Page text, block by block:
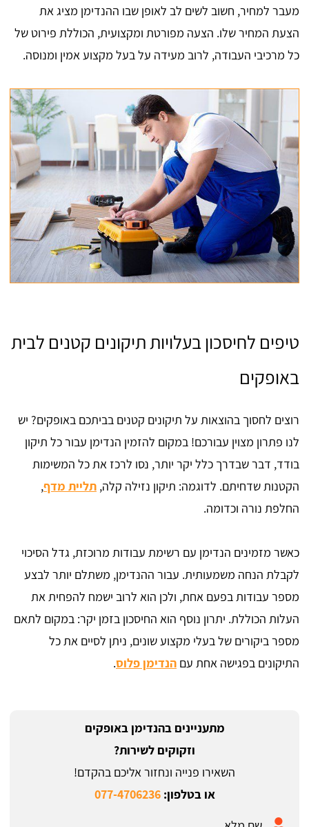
מעבר למחיר, חשוב לשים לב לאופן שבו ההנדימן מציג את
הצעת המחיר שלו. הצעה מפורטת ומקצועית, הכוללת פירוט של
כל מרכיבי העבודה, לרוב מעידה על בעל מקצוע אמין ומנוסה.
טיפים לחיסכון בעלויות תיקונים קטנים לבית
באופקים
רוצים לחסוך בהוצאות על תיקונים קטנים בביתכם באופקים? יש
לנו פתרון מצוין עבורכם! במקום להזמין הנדימן עבור כל תיקון
בודד, דבר שבדרך כלל יקר יותר, נסו לרכז את כל המשימות
הקטנות שדחיתם. לדוגמה: תיקון נזילה קלה, תליית מדף,
החלפת נורה וכדומה.
כאשר מזמינים הנדימן עם רשימת עבודות מרוכזת, גדל הסיכוי
לקבלת הנחה משמעותית. עבור ההנדימן, משתלם יותר לבצע
מספר עבודות בפעם אחת, ולכן הוא לרוב ישמח להפחית את
העלות הכוללת. יתרון נוסף הוא החיסכון בזמן יקר: במקום לתאם
מספר ביקורים של בעלי מקצוע שונים, ניתן לסיים את כל
התיקונים בפגישה אחת עם הנדימן פלוס.
מתעניינים בהנדימן באופקים
וזקוקים לשירות?
השאירו פנייה ונחזור אליכם בהקדם!
או בטלפון:077-4706236